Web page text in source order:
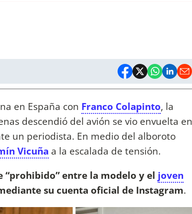
en España con Franco Colapinto, la
descendió del avión se vio envuelta en
un periodista. En medio del alboroto
Vicuña a la escalada de tensión.
entre la modelo y el joven
su cuenta oficial de Instagram.